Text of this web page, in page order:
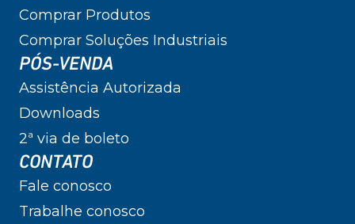
Comprar Produtos
Comprar Soluções Industriais
PÓS-VENDA
Assistência Autorizada
Downloads
2ª via de boleto
CONTATO
Fale conosco
Trabalhe conosco